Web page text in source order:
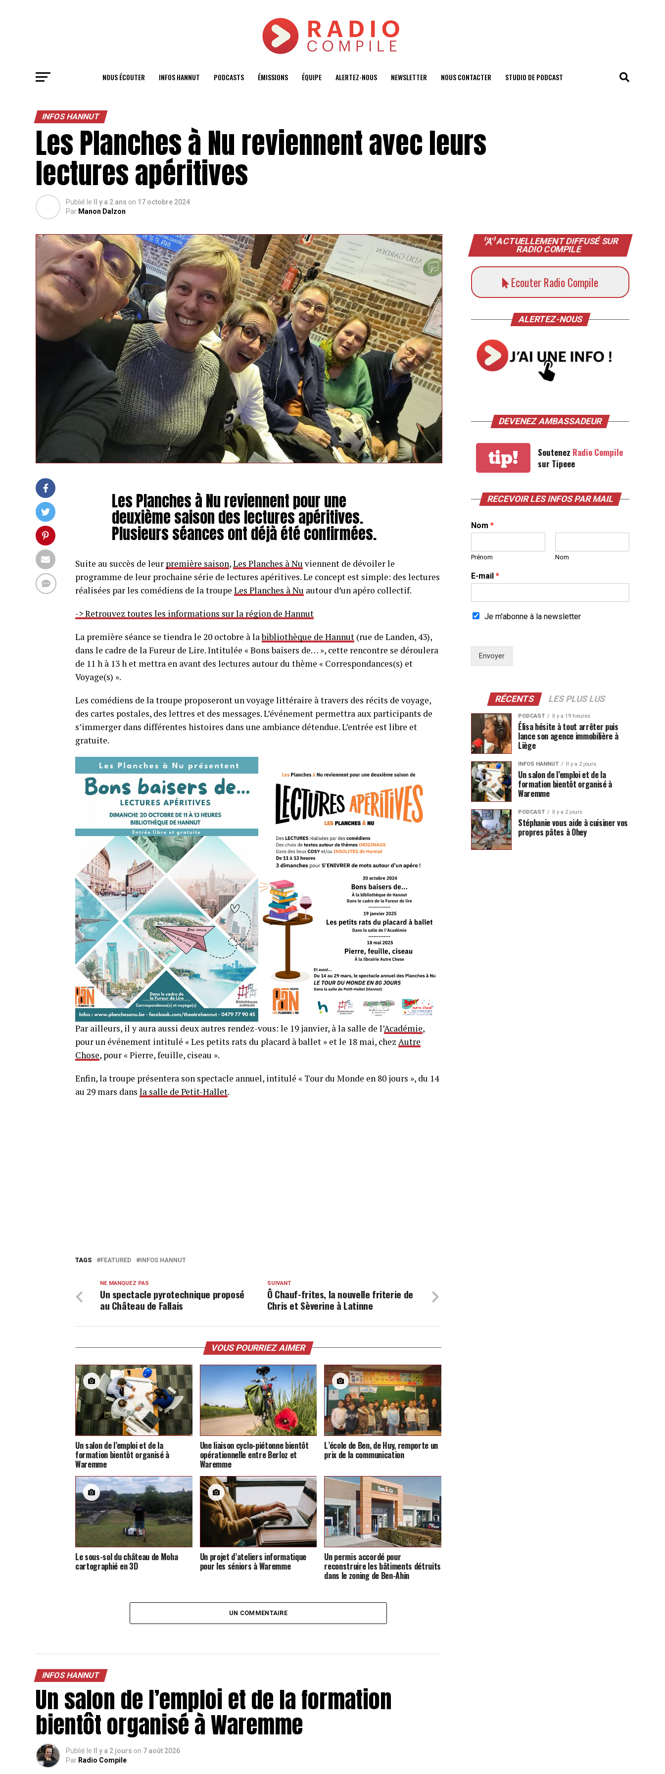
NOUS ÉCOUTER INFOS HANNUT PODCASTS ÉMISSIONS ÉQUIPE ALERTEZ-NOUS NEWSLETTER NOUS CONTACTER STUDIO DE PODCAST
INFOS HANNUT
Les Planches à Nu reviennent avec leurs
lectures apéritives
Publié le Il y a 2 ans on 17 octobre 2024
Par Manon Dalzon
Les Planches à Nu reviennent pour une
deuxième saison des lectures apéritives.
Plusieurs séances ont déjà été confirmées.
Suite au succès de leur première saison,Les Planches à Nu viennent de dévoiler le
programme de leur prochaine série de lectures apéritives. Le concept est simple: des lectures
réalisées par les comédiens de la troupe Les Planches à Nu autour d’un apéro collectif.
-> Retrouvez toutes les informations sur la région de Hannut
La première séance se tiendra le 20 octobre à labibliothèque de Hannut (rue de Landen, 43),
dans le cadre de la Fureur de Lire. Intitulée « Bons baisers de… », cette rencontre se déroulera
de 11 h à 13 h et mettra en avant des lectures autour du thème « Correspondances(s) et
Voyage(s) ».
Les comédiens de la troupe proposeront un voyage littéraire à travers des récits de voyage,
des cartes postales, des lettres et des messages. L’événement permettra aux participants de
s’immerger dans différentes histoires dans une ambiance détendue. L’entrée est libre et
gratuite.
Par ailleurs, il y aura aussi deux autres rendez-vous: le 19 janvier, à la salle de l’Académie,
pour un événement intitulé « Les petits rats du placard à ballet » et le 18 mai, chez Autre
Chose, pour « Pierre, feuille, ciseau ».
Enfin, la troupe présentera son spectacle annuel, intitulé « Tour du Monde en 80 jours », du 14
au 29 mars dans la salle de Petit-Hallet.
TAGS FEATURED INFOS HANNUT
SUIVANT
Ô Chauf-frites, la nouvelle friterie de
Chris et Sèverine à Latinne
NE MANQUEZ PAS
Un spectacle pyrotechnique proposé
au Château de Fallais
VOUS POURRIEZ AIMER
Un salon de l’emploi et de la
formation bientôt organisé à
Waremme
Une liaison cyclo-piétonne bientôt
opérationnelle entre Berloz et
Waremme
L’école de Ben, de Huy, remporte un
prix de la communication
Le sous-sol du château de Moha
cartographié en 3D
Un projet d’ateliers informatique
pour les séniors à Waremme
Un permis accordé pour
reconstruire les bâtiments détruits
dans le zoning de Ben-Ahin
UN COMMENTAIRE
INFOS HANNUT
Un salon de l’emploi et de la formation
bientôt organisé à Waremme
Publié le Il y a 2 jours on 7 août 2026
Par Radio Compile
ACTUELLEMENT DIFFUSÉ SUR
RADIO COMPILE
Ecouter Radio Compile
ALERTEZ-NOUS
DEVENEZ AMBASSADEUR
tip! Soutenez Radio Compile
sur Tipeee
RECEVOIR LES INFOS PAR MAIL
Nom *
Prénom Nom
E-mail *
Je m'abonne à la newsletter
Envoyer
RÉCENTS LES PLUS LUS
PODCAST Il y a 19 heures
Élisa hésite à tout arrêter puis
lance son agence immobilière à
Liège
INFOS HANNUT Il y a 2 jours
Un salon de l’emploi et de la
formation bientôt organisé à
Waremme
PODCAST Il y a 2 jours
Stéphanie vous aide à cuisiner vos
propres pâtes à Ohey